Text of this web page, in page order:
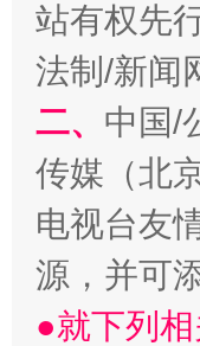
受贿1.44亿
站有权先
法制/新闻
二、 中国/
传媒（北
电视台友
源，并可
●就下列